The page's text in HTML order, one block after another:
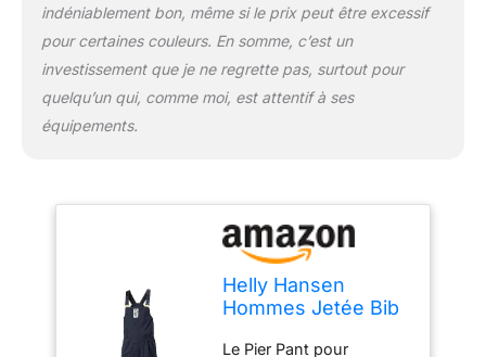
mouvement maximale
Dans la poche, vos
protégés de l'humidité,
rapidement à portée de
indéniablement bon, même si le prix peut être excessif
pour certaines couleurs. En somme, c’est un
investissement que je ne regrette pas, surtout pour
quelqu’un qui, comme moi, est attentif à ses
équipements.
Helly Hansen
Hommes Jetée Bib
Le Pier Pant pour